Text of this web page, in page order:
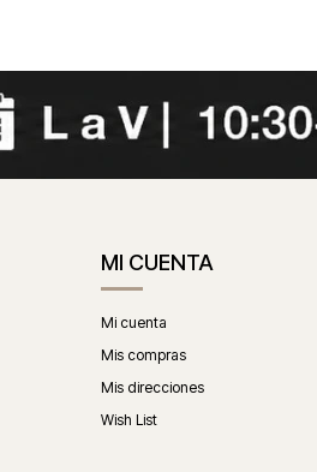
MI CUENTA
Mi cuenta
Mis compras
Mis direcciones
Wish List